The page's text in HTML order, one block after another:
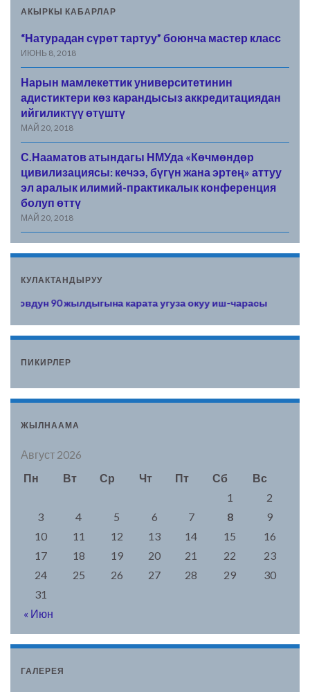
АКЫРКЫ КАБАРЛАР
“Натурадан сүрөт тартуу” боюнча мастер класс
ИЮНЬ 8, 2018
Нарын мамлекеттик университетинин
адистиктери көз карандысыз аккредитациядан
ийгиликтүү өтүштү
МАЙ 20, 2018
С.Нааматов атындагы НМУда «Көчмөндөр
цивилизациясы: кечээ, бүгүн жана эртең» аттуу
эл аралык илимий-практикалык конференция
болуп өттү
МАЙ 20, 2018
КУЛАКТАНДЫРУУ
90 жылдыгына карата угуза окуу иш-чарасы
ПИКИРЛЕР
ЖЫЛНААМА
Август 2026
Пн
Вт Ср Чт Пт Сб Вс
« Июн
1
2
3
4 5 6 7 8
9
10
11 12 13 14 15
16
17
18 19 20 21 22
23
24
25 26 27 28 29
30
31
ГАЛЕРЕЯ